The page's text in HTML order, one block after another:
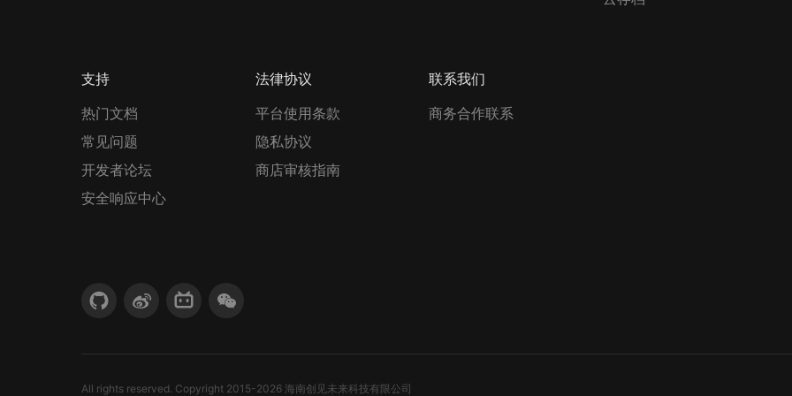
支持
热门文档
常见问题
开发者论坛
安全响应中心
法律协议
平台使用条款
隐私协议
商店审核指南
联系我们
商务合作联系
All rights reserved. Copyright 2015-2026 海南创见未来科技有限公司